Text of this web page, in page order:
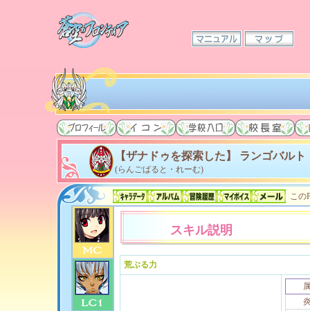
【ザナドゥを探索した】 ランゴバルト
(らんごばると・れーむ)
この
スキル説明
荒ぶる力